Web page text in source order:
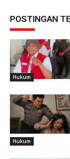
POSTINGAN
Hukum
Hukum